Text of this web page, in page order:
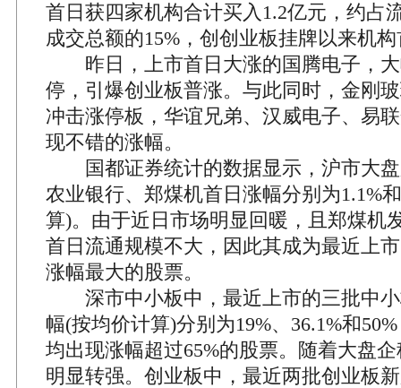
首日获四家机构合计买入1.2亿元，约占
成交总额的15%，创创业板挂牌以来机
昨日，上市首日大涨的国腾电子，大
停，引爆创业板普涨。与此同时，金刚
冲击涨停板，华谊兄弟、汉威电子、易
现不错的涨幅。
国都证券统计的数据显示，沪市大盘
农业银行、郑煤机首日涨幅分别为1.1%
算)。由于近日市场明显回暖，且郑煤机
首日流通规模不大，因此其成为最近上
涨幅最大的股票。
深市中小板中，最近上市的三批中小
幅(按均价计算)分别为19%、36.1%和
均出现涨幅超过65%的股票。随着大盘
明显转强。创业板中，最近两批创业板